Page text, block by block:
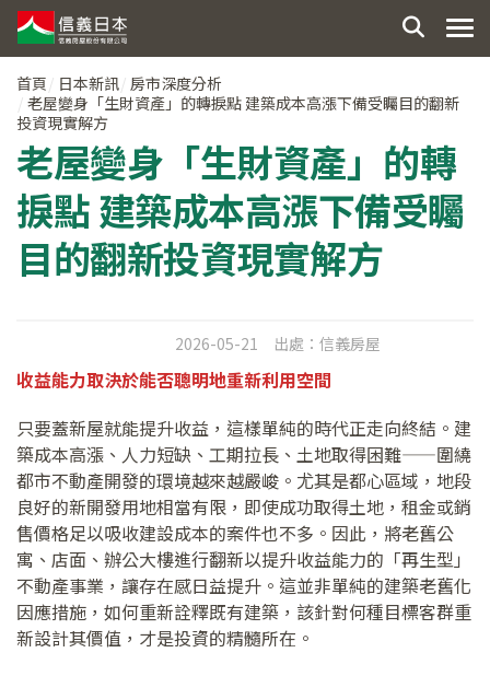
首頁 日本新訊 房市深度分析
老屋變身「生財資產」的轉捩點 建築成本高漲下備受矚目的翻新
投資現實解方
老屋變身「生財資產」的轉
捩點 建築成本高漲下備受矚
目的翻新投資現實解方
2026-05-21 出處： 信義房屋
收益能力取決於能否聰明地重新利用空間
只要蓋新屋就能提升收益，這樣單純的時代正走向終結。建
築成本高漲、人力短缺、工期拉長、土地取得困難——圍繞
都市不動產開發的環境越來越嚴峻。尤其是都心區域，地段
良好的新開發用地相當有限，即使成功取得土地，租金或銷
售價格足以吸收建設成本的案件也不多。因此，將老舊公
寓、店面、辦公大樓進行翻新以提升收益能力的「再生型」
不動產事業，讓存在感日益提升。這並非單純的建築老舊化
因應措施，如何重新詮釋既有建築，該針對何種目標客群重
新設計其價值，才是投資的精髓所在。